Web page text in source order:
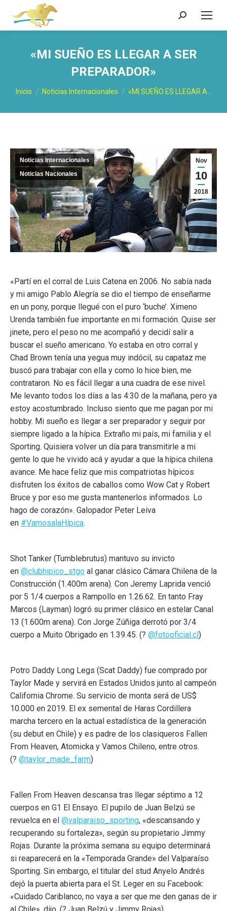
Buscar:
«MI SUEÑO ES LLEGAR A SER
PREPARADOR»
Estás aquí:
Inicio Noticias Internacionales «MI SUEÑO ES LLEGAR A…
Nov
10
2018
Noticias Internacionales
Noticias Nacionales
«Partí en el corral de Luis Catena en 2006. No sabía nada
y mi amigo Pablo Alegría se dio el tiempo de enseñarme
en un pony, porque llegué con el puro ‘buche’. Ximeno
Urenda también fue importante en mi formación. Quise ser
jinete, pero el peso no me acompañó y decidí salir a
buscar el sueño americano. Yo estaba en otro corral y
Chad Brown tenía una yegua muy indócil, su capataz me
buscó para trabajar con ella y como lo hice bien, me
contrataron. No es fácil llegar a una cuadra de ese nivel.
Me levanto todos los días a las 4:30 de la mañana, pero ya
estoy acostumbrado. Incluso siento que me pagan por mi
hobby. Mi sueño es llegar a ser preparador y seguir por
siempre ligado a la hípica. Extraño mi país, mi familia y el
Sporting. Quisiera volver un día para transmitirle a mi
gente lo que he vivido acá y ayudar a que la hípica chilena
avance. Me hace feliz que mis compatriotas hípicos
disfruten los éxitos de caballos como Wow Cat y Robert
Bruce y por eso me gusta mantenerlos informados. Lo
hago de corazón». Galopador Peter Leiva
en #VamosalaHípica.
Shot Tanker (Tumblebrutus) mantuvo su invicto
en @clubhipico_stgo al ganar clásico Cámara Chilena de la
Construcción (1.400m arena). Con Jeremy Laprida venció
por 5 1/4 cuerpos a Rampollo en 1.26.62. En tanto Fray
Marcos (Layman) logró su primer clásico en estelar Canal
13 (1.600m arena). Con Jorge Zúñiga derrotó por 3/4
cuerpo a Muito Obrigado en 1.39.45. (? @fotooficial.cl)
Potro Daddy Long Legs (Scat Daddy) fue comprado por
Taylor Made y servirá en Estados Unidos junto al campeón
California Chrome. Su servicio de monta será de US$
10.000 en 2019. El ex semental de Haras Cordillera
marcha tercero en la actual estadística de la generación
(su debut en Chile) y es padre de los clasiqueros Fallen
From Heaven, Atomicka y Vamos Chileno, entre otros.
(? @taylor_made_farm)
Fallen From Heaven descansa tras llegar séptimo a 12
cuerpos en G1 El Ensayo. El pupilo de Juan Belzú se
revuelca en el @valparaiso_sporting, «descansando y
recuperando su fortaleza», según su propietario Jimmy
Rojas. Durante la próxima semana su equipo determinará
si reaparecerá en la «Temporada Grande» del Valparaíso
Sporting. Sin embargo, el titular del stud Anyelo Andrés
dejó la puerta abierta para el St. Leger en su Facebook:
«Cuidado Cariblanco, no vaya a ser que me den ganas de ir